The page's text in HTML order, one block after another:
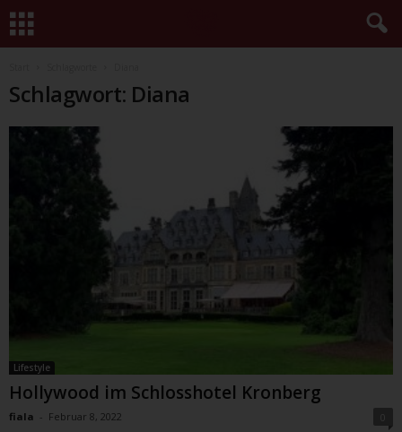
Schlagwort: Diana
Lifestyle
Hollywood im Schlosshotel Kronberg
fiala - Februar 8, 2022